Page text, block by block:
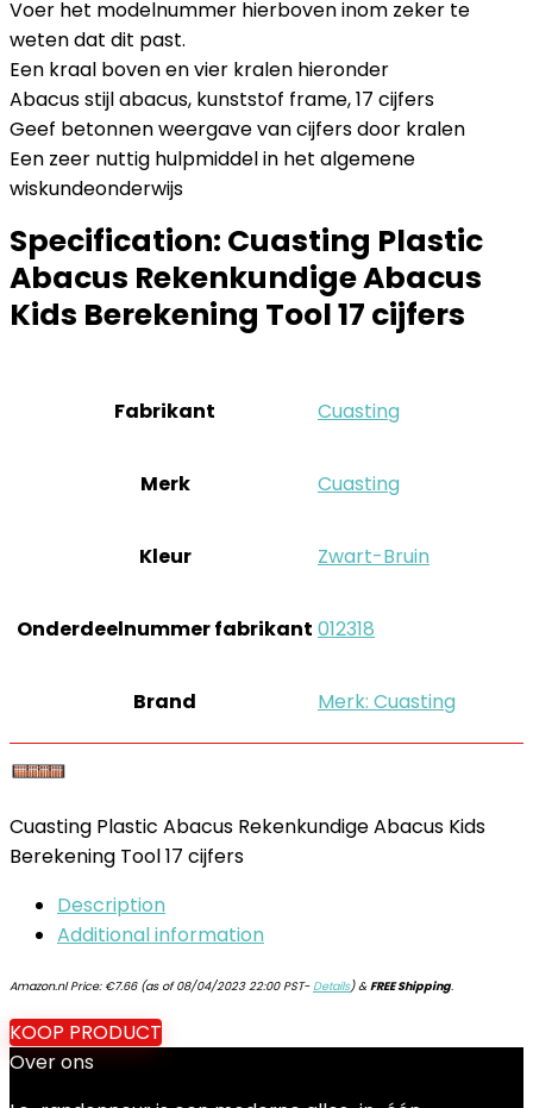
Voer het modelnummer hierboven inom zeker te
weten dat dit past.
Een kraal boven en vier kralen hieronder
Abacus stijl abacus, kunststof frame, 17 cijfers
Geef betonnen weergave van cijfers door kralen
Een zeer nuttig hulpmiddel in het algemene
wiskundeonderwijs
Specification: Cuasting Plastic
Abacus Rekenkundige Abacus
Kids Berekening Tool 17 cijfers
Fabrikant ‎Cuasting
Merk ‎Cuasting
Kleur ‎Zwart-Bruin
Onderdeelnummer fabrikant ‎012318
Brand Merk: Cuasting
Cuasting Plastic Abacus Rekenkundige Abacus Kids
Berekening Tool 17 cijfers
Description
Additional information
Amazon.nl Price: €7.66(as of 08/04/2023 22:00 PST-Details)&FREE Shipping.
KOOP PRODUCT
Over ons